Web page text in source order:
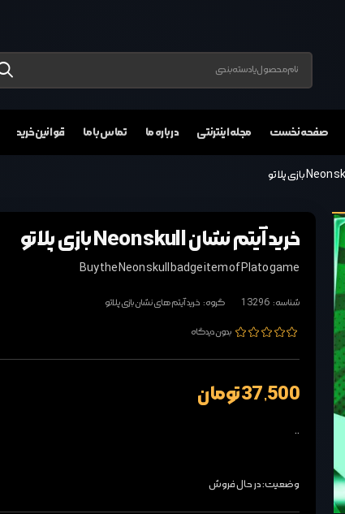
صفحه نخست مجله اینترنتی درباره ما تماس با ما قوانین خرید
خرید آیتم نشان Neon skull بازی پلاتو
Buy the Neon skull badge item of Plato game
شناسه: 13296 گروه: خرید آیتم های نشان بازی پلاتو
بدون دیدگاه
37,500 تومان
..
وضعیت: در حال فروش